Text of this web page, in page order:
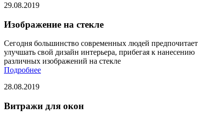
29.08.2019
Изображение на стекле
Сегодня большинство современных людей предпочитает
улучшать свой дизайн интерьера, прибегая к нанесению
различных изображений на стекле
Подробнее
28.08.2019
Витражи для окон